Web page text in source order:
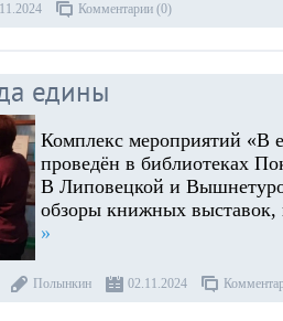
Комментарии (0)
едины
Комплекс мероприятий «В
проведён в библиотеках
В Липовецкой и
обзоры книжных
»
Полынкин 02.11.2024